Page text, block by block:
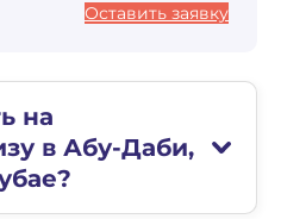
Оставить заявку
на
в Абу-Даби,